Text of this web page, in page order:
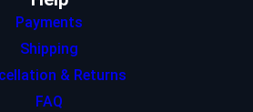
Payments
Shipping
& Returns
FAQ